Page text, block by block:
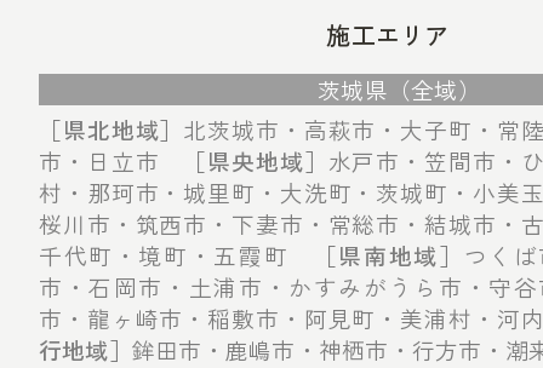
施工エリア
茨城県（全域）
［県北地域］ 北茨城市・高萩市・大子町・常
市・日立市
［県央地域］ 水戸市・笠間市・
村・那珂市・城里町・大洗町・茨城町・小
桜川市・筑西市・下妻市・常総市・結城市・
千代町・境町・五霞町
［県南地域］ つく
市・石岡市・土浦市・かすみがうら市・守
市・龍ヶ崎市・稲敷市・阿見町・美浦村・
行地域］ 鉾田市・鹿嶋市・神栖市・行方市・潮